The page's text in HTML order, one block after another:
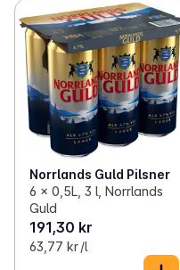
Norrlands Guld Pilsner
6 x 0,5L, 3 l, Norrlands
Guld
191,30 kr
63,77 kr /l